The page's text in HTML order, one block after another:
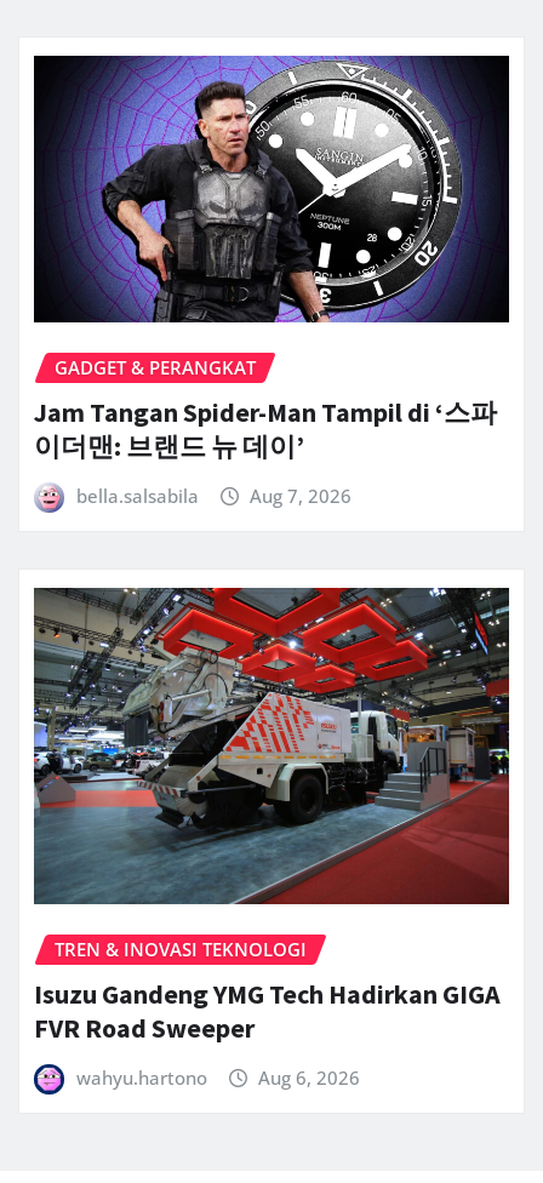
GADGET & PERANGKAT
Jam Tangan Spider-Man Tampil di ‘스파
이더맨: 브랜드 뉴 데이’
bella.salsabila Aug 7, 2026
TREN & INOVASI TEKNOLOGI
Isuzu Gandeng YMG Tech Hadirkan GIGA
FVR Road Sweeper
wahyu.hartono Aug 6, 2026